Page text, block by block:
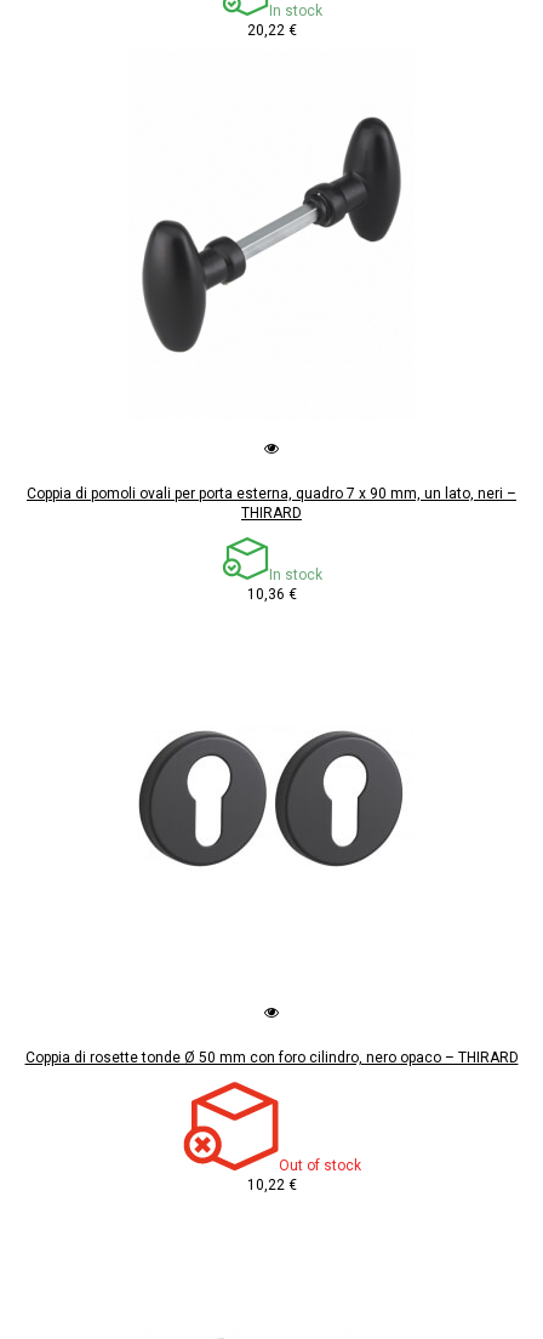
In stock
20,22 €
Coppia di pomoli ovali per porta esterna, quadro 7 x 90 mm, un lato, neri –
THIRARD
In stock
10,36 €
Coppia di rosette tonde Ø 50 mm con foro cilindro, nero opaco – THIRARD
Out of stock
10,22 €